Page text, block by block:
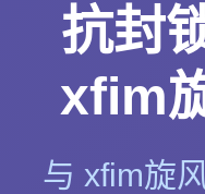
抗封
xfim
与 xfim旋